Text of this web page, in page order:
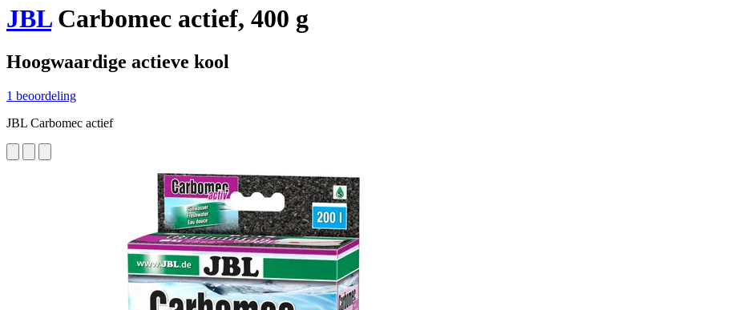
JBLCarbomec actief, 400 g
Hoogwaardige actieve kool
1 beoordeling
JBL Carbomec actief